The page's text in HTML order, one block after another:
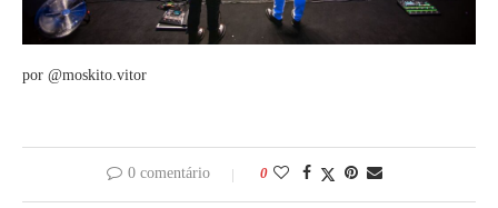
por @moskito.vitor
0 comentário 0